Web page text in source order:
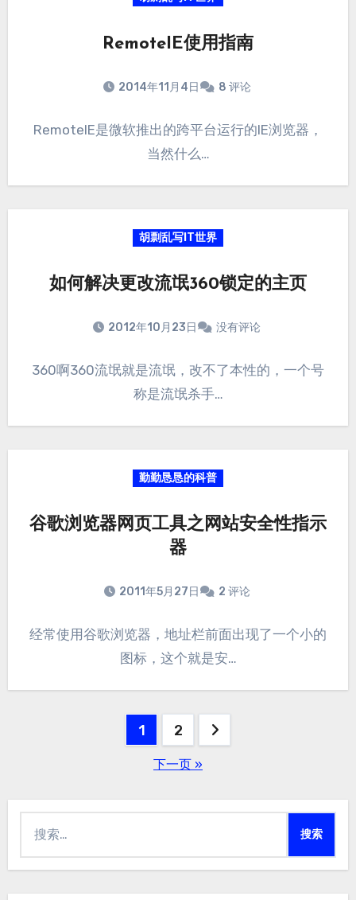
RemoteIE使用指南
2014年11月4日 8 评论
RemoteIE是微软推出的跨平台运行的IE浏览器，
当然什么…
胡剽乱写IT世界
如何解决更改流氓360锁定的主页
2012年10月23日 没有评论
360啊360流氓就是流氓，改不了本性的，一个号
称是流氓杀手…
勤勤恳恳的科普
谷歌浏览器网页工具之网站安全性指示
器
2011年5月27日 2 评论
经常使用谷歌浏览器，地址栏前面出现了一个小的
图标，这个就是安…
1 2
下一页 »
索：